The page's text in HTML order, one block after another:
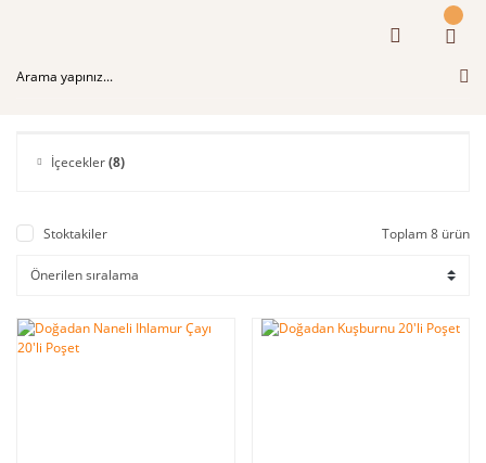
İçecekler(8)
Stoktakiler Toplam 8 ürün